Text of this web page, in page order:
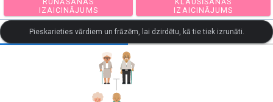
RUNĀŠANAS
IZAICINĀJUMS
KLAUSĪŠANĀS
IZAICINĀJUMS
Pieskarieties vārdiem un frāzēm, lai dzirdētu, kā tie tiek izrunāti.